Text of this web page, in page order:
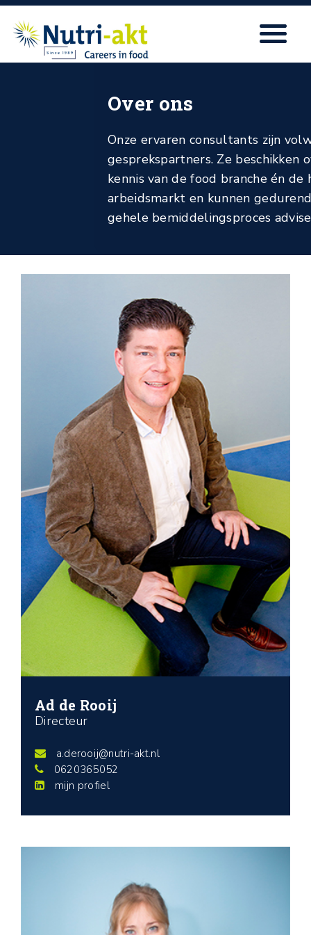
Over ons
Onze ervaren consultants zijn
gesprekspartners. Ze beschikken
kennis van de food branche én de
arbeidsmarkt en kunnen
gehele bemiddelingsproces
Ad de Rooij
Directeur
a.derooij@nutri-akt.nl
0620365052
mijn profiel